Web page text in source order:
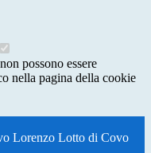
possono essere
nella pagina della cookie
Lorenzo Lotto di Covo